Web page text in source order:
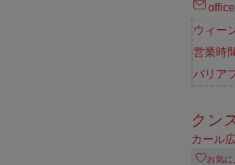
ウィー
営業時
バリア
クン
カール
お気